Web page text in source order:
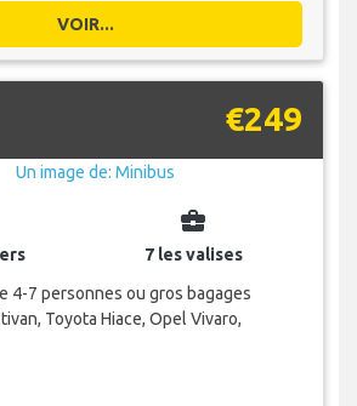
VOIR...
€249
business_center
7 les valises
4-7 personnes ou gros bagages
Toyota Hiace, Opel Vivaro,